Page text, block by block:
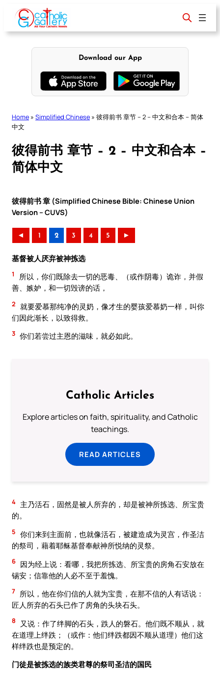
content
Download our App
Home » Simplified Chinese » 彼得前书 章节 – 2 – 中文和合本 – 简体
中文
彼得前书 章节 – 2 – 中文和合本 –
简体中文
彼得前书 章 (Simplified Chinese Bible: Chinese Union
Version – CUVS)
◄ 1 2 3 4 5 ►
基督被人厌弃被神拣选
1
所以，你们既除去一切的恶毒、（或作阴毒）诡诈，并假
善、嫉妒，和一切毁谤的话，
2 就要爱慕那纯净的灵奶，像才生的婴孩爱慕奶一样，叫你
们因此渐长，以致得救。
3 你们若尝过主恩的滋味，就必如此。
Catholic Articles
Explore articles on faith, spirituality, and Catholic
teachings.
READ ARTICLES
4 主乃活石，固然是被人所弃的，却是被神所拣选、所宝贵
的。
5 你们来到主面前，也就像活石，被建造成为灵宫，作圣洁
的祭司，藉着耶稣基督奉献神所悦纳的灵祭。
6 因为经上说：看哪，我把所拣选、所宝贵的房角石安放在
锡安；信靠他的人必不至于羞愧。
7 所以，他在你们信的人就为宝贵，在那不信的人有话说：
匠人所弃的石头已作了房角的头块石头。
8
又说：作了绊脚的石头，跌人的磐石。他们既不顺从，就
在道理上绊跌；（或作：他们绊跌都因不顺从道理）他们这
样绊跌也是预定的。
门徒是被拣选的族类君尊的祭司圣洁的国民